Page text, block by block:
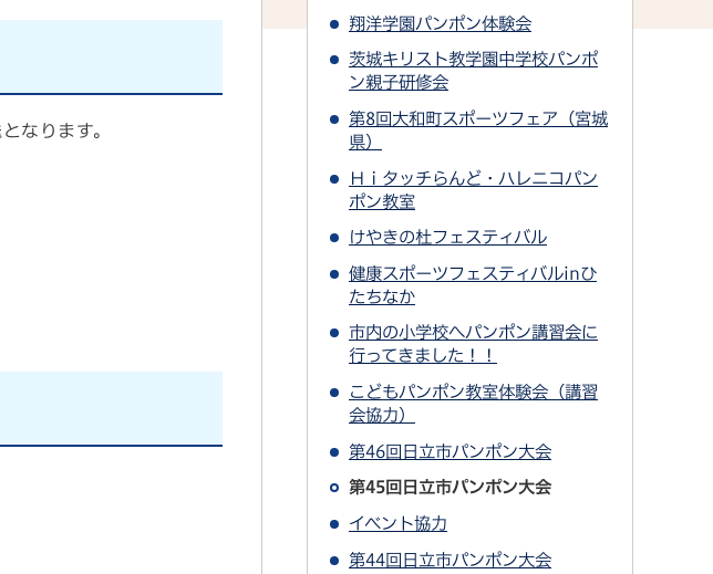
なります。
翔洋学園パンポン体験会
茨城キリスト教学園中学校パンポ
ン親子研修会
第8回大和町スポーツフェア（宮城
県）
Ｈｉタッチらんど・ハレニコパン
ポン教室
けやきの杜フェスティバル
健康スポーツフェスティバルinひ
たちなか
市内の小学校へパンポン講習会に
行ってきました！！
こどもパンポン教室体験会（講習
会協力）
第46回日立市パンポン大会
第45回日立市パンポン大会
イベント協力
第44回日立市パンポン大会